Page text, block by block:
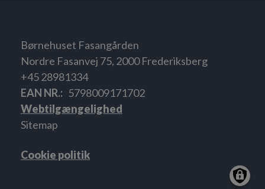
Børnehuset Fasangården
Nordre Fasanvej 75, 2000 Frederiksberg
+45 28981334
EAN NR.
5798009171702
Webtilgængelighed
Sitemap
Cookie politik